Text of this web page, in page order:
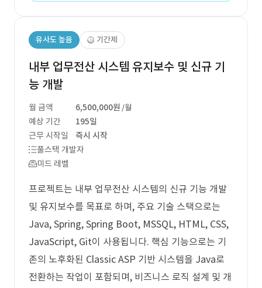
유사도 높음 기간제
내부 업무전산 시스템 유지보수 및 신규 기
능 개발
월 금액 6,500,000원 /월
예상 기간
195일
근무 시작일
즉시 시작
풀스택 개발자
미드 레벨
프로젝트는 내부 업무전산 시스템의 신규 기능 개발
및 유지보수를 목표로 하며, 주요 기술 스택으로는
Java, Spring, Spring Boot, MSSQL, HTML, CSS,
JavaScript, Git이 사용됩니다. 핵심 기능으로는 기
존의 노후화된 Classic ASP 기반 시스템을 Java로
전환하는 작업이 포함되며, 비즈니스 로직 설계 및 개